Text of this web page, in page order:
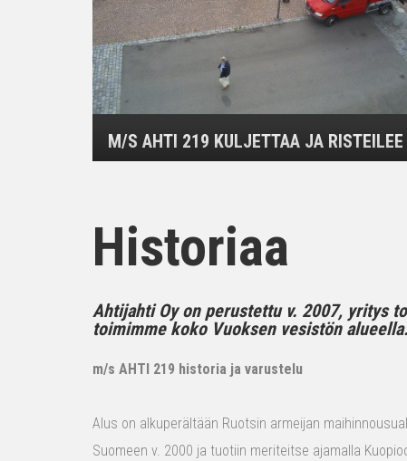
M/S AHTI 219 KULJETTAA JA RISTEILEE
Historiaa
Ahtijahti Oy on perustettu v. 2007, yritys
toimimme koko Vuoksen vesistön
m/s AHTI 219 historia ja varustelu
Alus on alkuperältään Ruotsin armeijan
Suomeen v. 2000 ja tuotiin meriteitse ajamalla